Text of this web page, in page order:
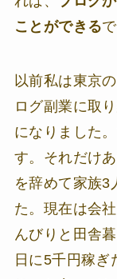
ことができる
以前私は東京
ログ副業に取
になりました
す。それだけ
を辞めて家族3
た。現在は会
んびりと田舎
日に5千円稼ぎ